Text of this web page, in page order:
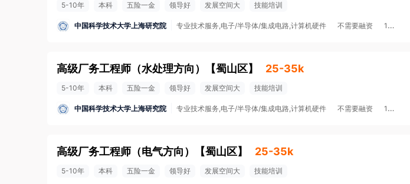
5-10年 本科 五险一金 领导好 发展空间大 技能培训
中国科学技术大学上海研究院 专业技术服务,电子/半导体/集成电路,计算机硬件 不需要融资 100-499人
高级厂务工程师（水处理方向） 【蜀山区】 25-35k
5-10年 本科 五险一金 领导好 发展空间大 技能培训
中国科学技术大学上海研究院 专业技术服务,电子/半导体/集成电路,计算机硬件 不需要融资 100-499人
高级厂务工程师（电气方向） 【蜀山区】 25-35k
5-10年 本科 五险一金 领导好 发展空间大 技能培训